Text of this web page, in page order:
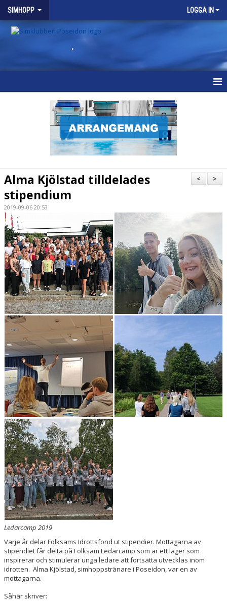
SIMHOPP LOGGA IN
.
VÅRA GRUPPER
KALENDER
BRA ATT VETA
EVENT
RESULTAT
TÄVLINGSREGLER
SIMHOPPSMÄRKEN
DIVING LUND
KONTAKT
>
<
Alma Kjölstad tilldelades
stipendium
2019-09-06 20:53
Ledarcamp 2019
Varje år delar Folksams Idrottsfond ut stipendier. Mottagarna av
stipendiet får delta på Folksam Ledarcamp som är ett läger som
inspirerar och stimulerar unga ledare att fortsätta utvecklas inom
idrotten. Alma Kjölstad, simhoppstränare i Poseidon, var en av
mottagarna.
Såhär skriver: